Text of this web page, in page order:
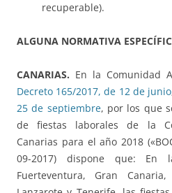
recuperable).
ALGUNA NORMATIVA
CANARIAS. En la Comunidad
Decreto 165/2017, de 12 de junio
25 de septiembre, por los que
de fiestas laborales de la
Canarias para el año 2018
09-2017) dispone que:
Fuerteventura, Gran